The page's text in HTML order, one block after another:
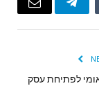
Telegram
Email
לפתיחת עסק